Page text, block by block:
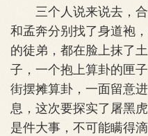
三个人说来说去，合
和孟奔分别找了身道袍
的徒弟，都在脸上抹了
子，一个抱上算卦的匣
街摆摊算卦，一面留意
息，这次要探实了屠黑
是件大事，不可能瞒得滴